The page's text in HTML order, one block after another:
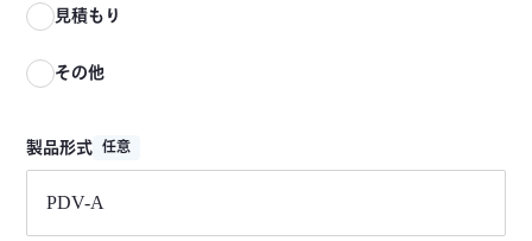
見積もり
その他
製品形式 任意